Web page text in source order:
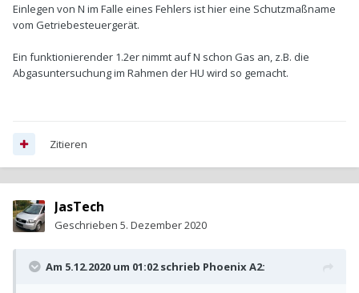
Einlegen von N im Falle eines Fehlers ist hier eine Schutzmaßname
vom Getriebesteuergerät.
Ein funktionierender 1.2er nimmt auf N schon Gas an, z.B. die
Abgasuntersuchung im Rahmen der HU wird so gemacht.
Zitieren
JasTech
Geschrieben 5. Dezember 2020
Am 5.12.2020 um 01:02 schrieb Phoenix A2: